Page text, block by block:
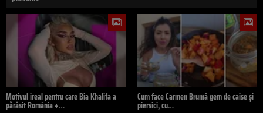
Motivul ireal pentru care Bia Khalifa a
părăsit România +…
Cum face Carmen Brumă gem de caise și
piersici, cu…